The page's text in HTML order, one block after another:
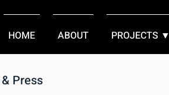
HOME ABOUT PROJECTS ▼
Press